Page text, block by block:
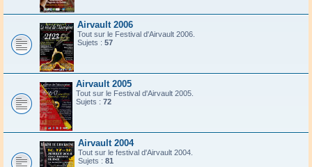
Airvault 2006
Tout sur le Festival d'Airvault 2006.
Sujets : 57
Airvault 2005
Tout sur le Festival d'Airvault 2005.
Sujets : 72
Airvault 2004
Tout sur le festival d'Airvault 2004.
Sujets : 81